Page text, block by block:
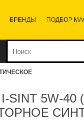
БРЕНДЫ ПОДБОР
I-SINT 5W-